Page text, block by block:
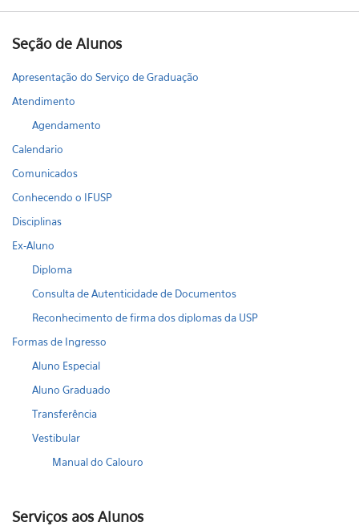
Seção de Alunos
Apresentação do Serviço de Graduação
Atendimento
Agendamento
Calendario
Comunicados
Conhecendo o IFUSP
Disciplinas
Ex-Aluno
Diploma
Consulta de Autenticidade de Documentos
Reconhecimento de firma dos diplomas da USP
Formas de Ingresso
Aluno Especial
Aluno Graduado
Transferência
Vestibular
Manual do Calouro
Serviços aos Alunos